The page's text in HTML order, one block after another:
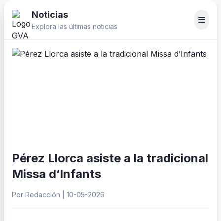
Noticias
Explora las últimas noticias
Pérez Llorca asiste a la tradicional
Missa d’Infants
Por Redacción | 10-05-2026